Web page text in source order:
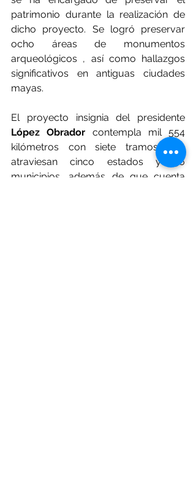
patrimonio durante la realización de
dicho proyecto. Se logró preservar
ocho áreas de monumentos
arqueológicos , así como hallazgos
significativos en antiguas ciudades
mayas.
López Obrador contempla mil 554
kilómetros con siete tramos que
atraviesan cinco estados y 36
municipios, además de que cuenta